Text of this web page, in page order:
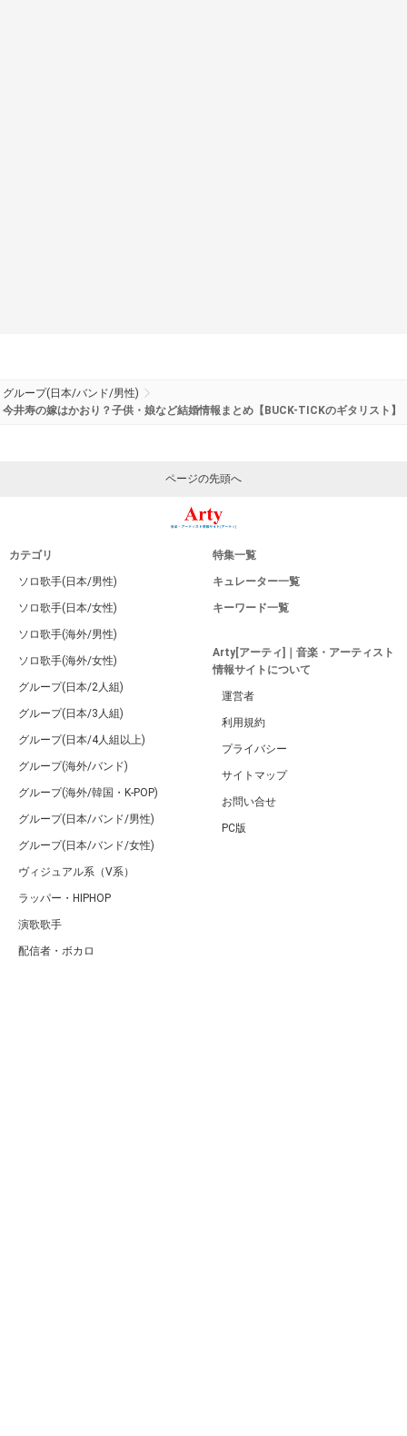
グループ(日本/バンド/男性)
今井寿の嫁はかおり？子供・娘など結婚情報まとめ【BUCK-TICKのギタリスト】
ページの先頭へ
カテゴリ
ソロ歌手(日本/男性)
ソロ歌手(日本/女性)
ソロ歌手(海外/男性)
ソロ歌手(海外/女性)
グループ(日本/2人組)
グループ(日本/3人組)
グループ(日本/4人組以上)
グループ(海外/バンド)
グループ(海外/韓国・K-POP)
グループ(日本/バンド/男性)
グループ(日本/バンド/女性)
ヴィジュアル系（V系）
ラッパー・HIPHOP
演歌歌手
配信者・ボカロ
特集一覧
キュレーター一覧
キーワード一覧
Arty[アーティ]｜音楽・アーティスト
情報サイトについて
運営者
利用規約
プライバシー
サイトマップ
お問い合せ
PC版